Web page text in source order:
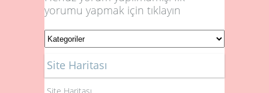
yorumu yapmak için tıklayın
Site Haritası